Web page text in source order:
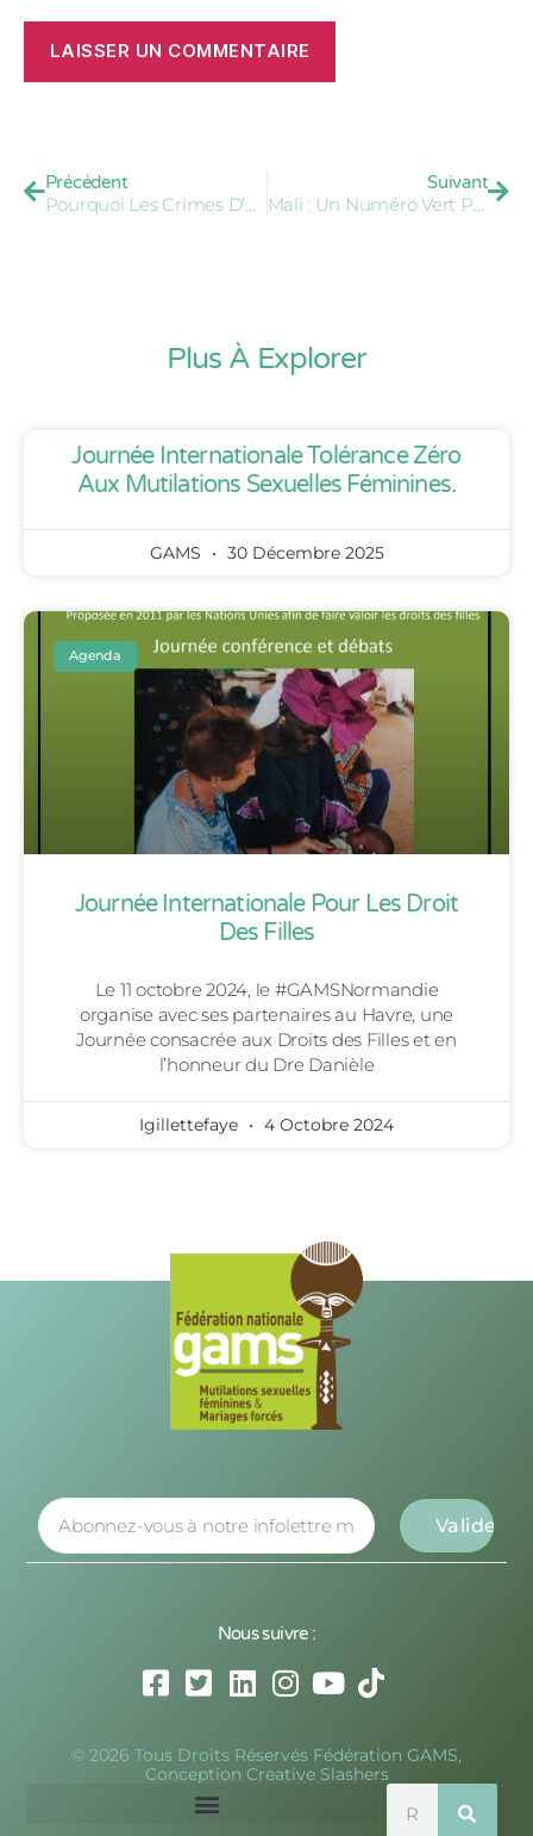
Précédent Suivant
Plus À Explorer
Journée Internationale Tolérance Zéro
Aux Mutilations Sexuelles Féminines.
GAMS 30 Décembre 2025
Agenda
Journée Internationale Pour Les Droit
Des Filles
Le 11 octobre 2024, le #GAMSNormandie
organise avec ses partenaires au Havre, une
Journée consacrée aux Droits des Filles et en
l’honneur du Dre Danièle
Igillettefaye 4 Octobre 2024
Nous suivre :
© 2026 Tous Droits Réservés Fédération GAMS,
Conception Creative Slashers